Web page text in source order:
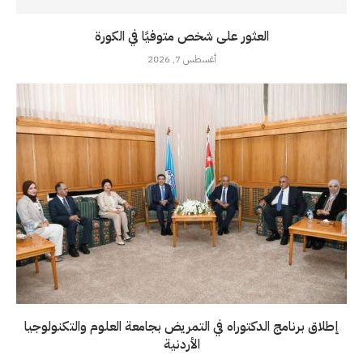
العثور على شخص متوفيًا في الكورة
أغسطس 7, 2026
إطلاق برنامج الدكتوراه في التمريض بجامعة العلوم والتكنولوجيا
الأردنية